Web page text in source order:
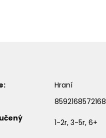
:
Hraní
8592168572168
1-2r, 3-5r, 6+